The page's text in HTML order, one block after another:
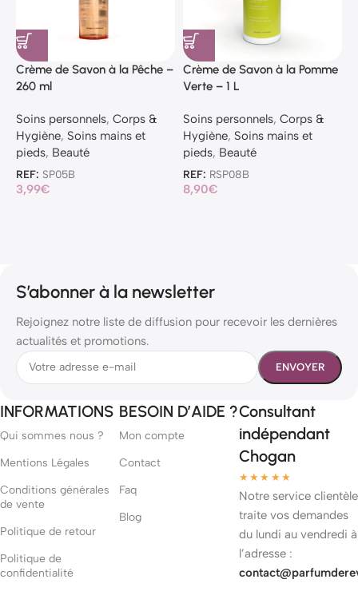
Crème de Savon à la Pêche –
260 ml
Soins personnels, Corps &
Hygiène, Soins mains et
pieds, Beauté
REF: SP05B
3,99€
Crème de Savon à la Pomme
Verte – 1 L
Soins personnels, Corps &
Hygiène, Soins mains et
pieds, Beauté
REF: RSP08B
8,90€
S’abonner à la newsletter
Rejoignez notre liste de diffusion pour recevoir les dernières
actualités et promotions.
INFORMATIONS
Qui sommes nous ?
Mentions Légales
Conditions générales
de vente
Politique de retour
Politique de
confidentialité
BESOIN D’AIDE ?
Mon compte
Contact
Faq
Blog
Consultant
indépendant
Chogan
★★★★★
Notre service clientèle
traite vos demandes
du lundi au vendredi à
l’adresse :